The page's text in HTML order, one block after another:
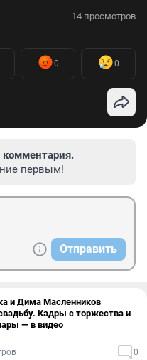
14 просмотров
0 0
комментария.
первым!
Отправить
и Дима Масленников
Кадры с торжества и
— в видео
0